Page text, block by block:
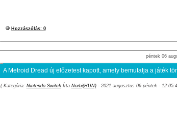
Hozzászólás: 0
péntek 06
A Metroid Dread új előzetest kapott, amely bemutatja a játék
( Kategória: Nintendo SwitchÍrta Norbi(HUN)- 2021 augusztus 06 péntek -